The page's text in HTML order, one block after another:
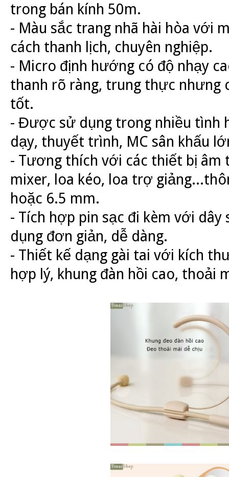
trong bán kính 50m.
- Màu sắc trang nhã hài hòa với
cách thanh lịch, chuyên nghiệp.
- Micro định hướng có độ nhạy
thanh rõ ràng, trung thực nhưng
tốt.
- Được sử dụng trong nhiều tình
dạy, thuyết trình, MC sân khấu
- Tương thích với các thiết bị âm
mixer, loa kéo, loa trợ
hoặc 6.5 mm.
- Tích hợp pin sạc đi kèm với dây
dụng đơn giản, dễ dàng.
- Thiết kế dạng gài tai với kích
hợp lý, khung đàn hồi cao, thoải